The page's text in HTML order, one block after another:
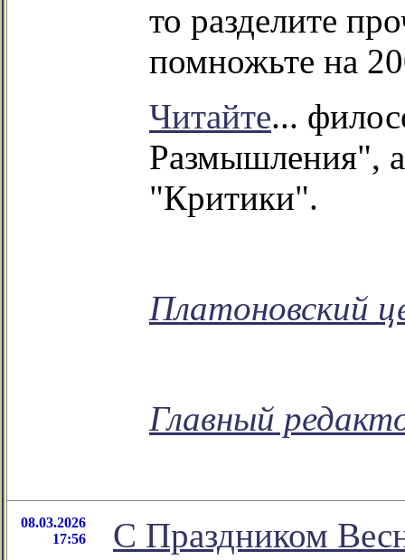
то разделите
помножьте на
Читайте...
Размышления",
"Критики".
Платоновский
Главный
08.03.2026
17:56
С Праздником